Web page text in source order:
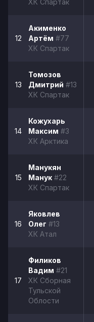
ХК Спартак
12
Акименко
Артём #77
ХК Спартак
13
Томозов
Дмитрий #13
ХК Спартак
14
Кожухарь
Максим #3
ХК Арктика
15
Манукян
Манук #22
ХК Спартак
16
Яковлев
Олег #13
ХК Атал
17
Филиков
Вадим #21
ХК Сборная
Тульской
Облости